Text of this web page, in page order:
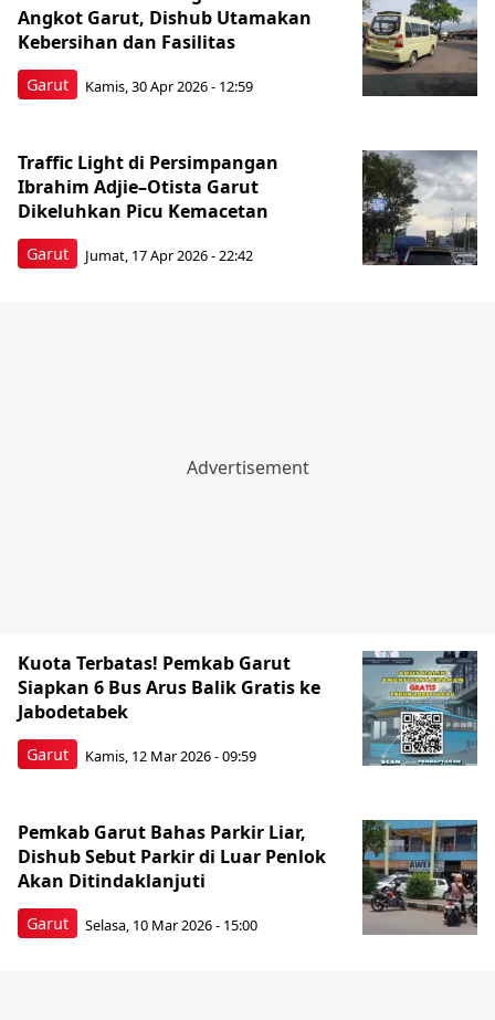
Garut
Angkot Garut, Dishub Utamakan
Kebersihan dan Fasilitas
Kamis, 30 Apr 2026 - 12:59
Garut
Traffic Light di Persimpangan
Ibrahim Adjie–Otista Garut
Dikeluhkan Picu Kemacetan
Jumat, 17 Apr 2026 - 22:42
Garut
Kuota Terbatas! Pemkab Garut
Siapkan 6 Bus Arus Balik Gratis ke
Jabodetabek
Kamis, 12 Mar 2026 - 09:59
Garut
Pemkab Garut Bahas Parkir Liar,
Dishub Sebut Parkir di Luar Penlok
Akan Ditindaklanjuti
Selasa, 10 Mar 2026 - 15:00